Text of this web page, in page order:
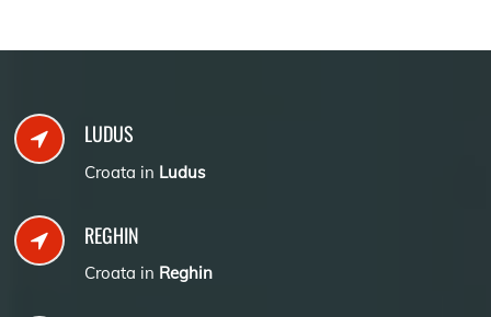
LUDUS
Croata in Ludus
REGHIN
Croata in Reghin